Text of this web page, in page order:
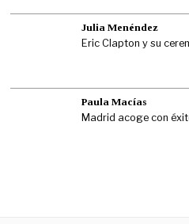
Julia Menéndez
Eric Clapton y su
Paula Macías
Madrid acoge con